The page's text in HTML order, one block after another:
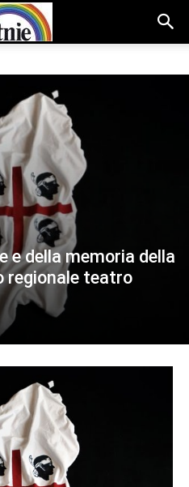
e della memoria della
regionale teatro